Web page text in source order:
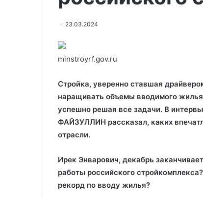
23.03.2024
minstroyrf.gov.ru
Стройка, уверенно ставшая
наращивать объемы вводимого
успешно решая все задачи. В
ФАЙЗУЛЛИН рассказал, каких
отрасли.
Ирек Энварович, декабрь
работы российского
рекорд по вводу жилья?